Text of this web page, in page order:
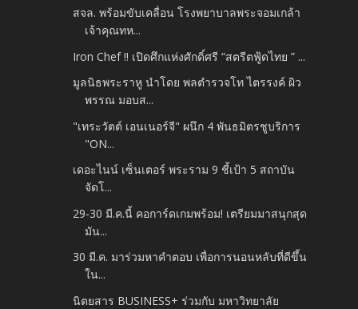
สจล. พร้อมขับเคลื่อน โรงพยาบาลพระจอมเกล้า
เจ้าคุณทห...
Iron Chef !! เปิดศึกแห่งศักดิ์ศรี “สตรีตฟู้ดไทย ” ...
มูลนิธพระราหู นำโดย พลตำรวจโท ไตรรงค์ ผิว
พรรณ มอบส...
"เทระวัตต์ เอนเนอร์จี" ผนึก 4 พันธมิตรชูบริการ
"ON...
เดอะไนน์ เซ็นเตอร์ พระราม 9 ชี้เป้า 5 สถาบัน
จัดโ...
29-30 มี.ค.นี้ คอการ์ดเกมพร้อม! เตรียมมาสนุกสุด
มัน...
30 มี.ค. มาร่วมหาคำตอบ เพื่อการนอนหลับที่ดีขึ้น
ใน...
นิตยสาร BUSINESS+ ร่วมกับ มหาวิทยาลัย